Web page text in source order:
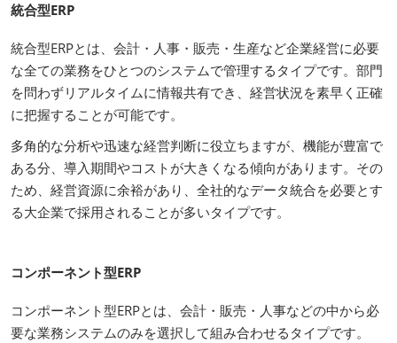
統合型ERP
統合型ERPとは、会計・人事・販売・生産など企業経営に必要
な全ての業務をひとつのシステムで管理するタイプです。部門
を問わずリアルタイムに情報共有でき、経営状況を素早く正確
に把握することが可能です。
多角的な分析や迅速な経営判断に役立ちますが、機能が豊富で
ある分、導入期間やコストが大きくなる傾向があります。その
ため、経営資源に余裕があり、全社的なデータ統合を必要とす
る大企業で採用されることが多いタイプです。
コンポーネント型ERP
コンポーネント型ERPとは、会計・販売・人事などの中から必
要な業務システムのみを選択して組み合わせるタイプです。